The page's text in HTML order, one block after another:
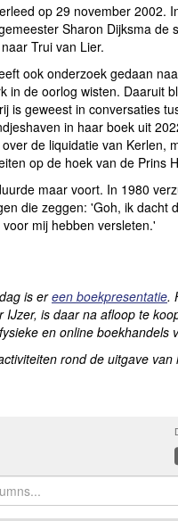
op 29 november 2002.
Sharon Dijksma de
Trui van Lier.
ook onderzoek gedaan
in de oorlog wisten. Daaruit
is geweest in conversaties
in haar boek uit
de liquidatie van Kerlen,
op de hoek van de Prins
maar voort. In 1980
die zeggen: 'Goh, ik dacht
mij hebben versleten.'
is ereen boekpresentatie.
IJzer, is daar na afloop te
en online boekhandels
rond de uitgave van